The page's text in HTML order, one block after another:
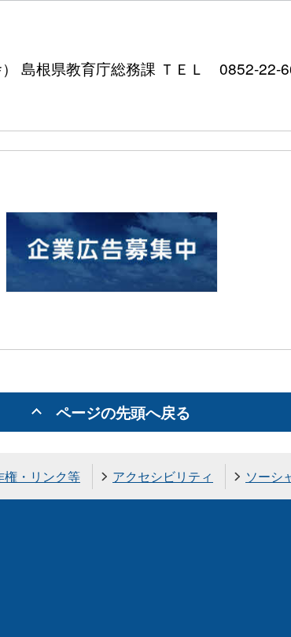
島根県教育庁総務課 ＴＥＬ 0852-
ページの先頭へ戻る
権・リンク等 アクセシビリティ ソーシ